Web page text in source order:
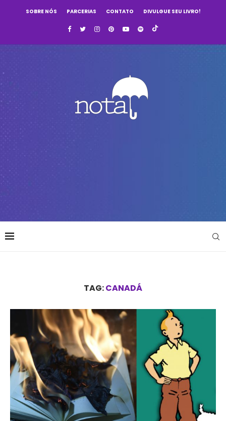
SOBRE NÓS PARCERIAS CONTATO DIVULGUE SEU LIVRO!
TAG:CANADÁ